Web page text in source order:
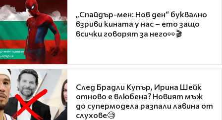
„Спайдър-мен: Нов ден“ буквално
взриви кината у нас – ето защо
всички говорят за него👀🎬
След Брадли Купър, Ирина Шейк
отново е влюбена? Новият мъж
до супермодела разпали лавина от
слухове🧐